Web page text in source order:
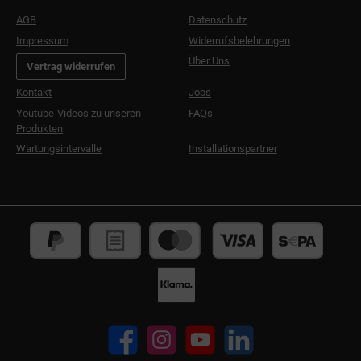
AGB
Datenschutz
Impressum
Widerrufsbelehrungen
Vertrag widerrufen Über Uns
Kontakt
Jobs
Youtube-Videos zu unseren
Produkten
FAQs
Wartungsintervalle Installationspartner
Facebook Instagram YouTube LinkedIn